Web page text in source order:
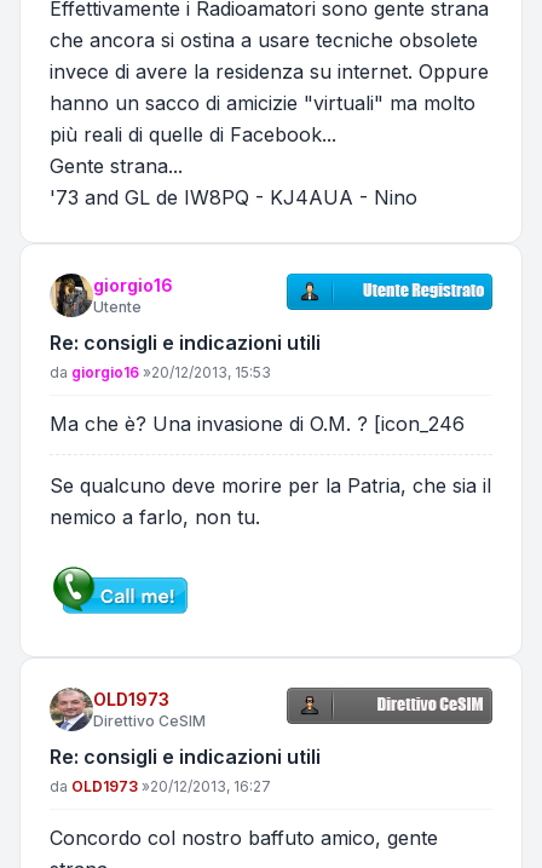
Effettivamente i Radioamatori sono gente strana
che ancora si ostina a usare tecniche obsolete
invece di avere la residenza su internet. Oppure
hanno un sacco di amicizie "virtuali" ma molto
più reali di quelle di Facebook...
Gente strana...
'73 and GL de IW8PQ - KJ4AUA - Nino
giorgio16
Utente
Re: consigli e indicazioni utili
Messaggio
da giorgio16 »20/12/2013, 15:53
Ma che è? Una invasione di O.M. ? [icon_246
Se qualcuno deve morire per la Patria, che sia il
nemico a farlo, non tu.
OLD1973
Direttivo CeSIM
Re: consigli e indicazioni utili
Messaggio
da OLD1973 »20/12/2013, 16:27
Concordo col nostro baffuto amico, gente